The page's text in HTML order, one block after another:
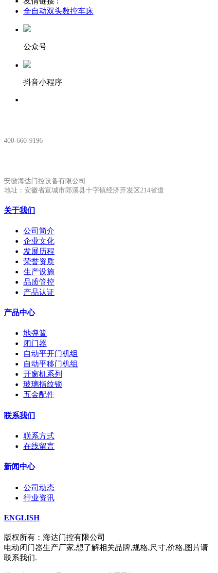
全自动双头数控车床
公众号
抖音小程序
400-660-9196
安徽海达门控设备有限公司
地址：安徽省宣城市郎溪县十字镇经济开发区214省道
关于我们
公司简介
企业文化
发展历程
荣誉资质
生产设施
品质管控
产品认证
产品中心
地弹簧
闭门器
自动平开门机组
自动平移门机组
开窗机系列
玻璃指纹锁
五金配件
联系我们
联系方式
在线留言
新闻中心
公司动态
行业资讯
ENGLISH
版权所有：海达门控有限公司
电动闭门器生产厂家,想了解相关品牌,规格,尺寸,价格,图片请
联系我们.